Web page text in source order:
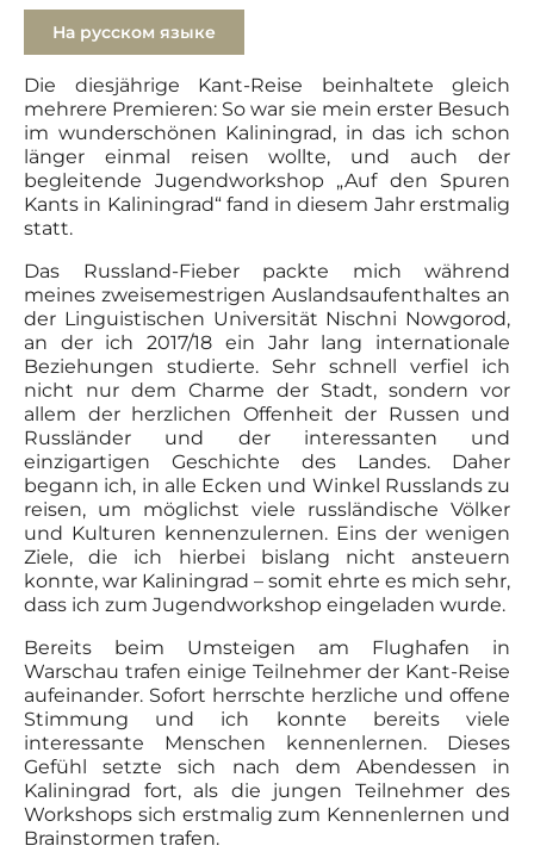
На русском языке
Die diesjährige Kant-Reise beinhaltete gleich
mehrere Prеmieren: So war sie mein erster Besuch
im wunderschönen Kaliningrad, in das ich schon
länger einmal reisen wollte, und auch der
begleitende Jugendworkshop „Auf den Spuren
Kants in Kaliningrad“ fand in diesem Jahr erstmalig
statt.
Das Russland-Fieber packte mich während
meines zweisemestrigen Auslandsaufenthaltes an
der Linguistischen Universität Nischni Nowgorod,
an der ich 2017/18 ein Jahr lang internationale
Beziehungen studierte. Sehr schnell verfiel ich
nicht nur dem Charme der Stadt, sondern vor
allem der herzlichen Offenheit der Russen und
Russländer und der interessanten und
einzigartigen Geschichte des Landes. Daher
begann ich, in alle Ecken und Winkel Russlands zu
reisen, um möglichst viele russländische Völker
und Kulturen kennenzulernen. Eins der wenigen
Ziele, die ich hierbei bislang nicht ansteuern
konnte, war Kaliningrad – somit ehrte es mich sehr,
dass ich zum Jugendworkshop eingeladen wurde.
Bereits beim Umsteigen am Flughafen in
Warschau trafen einige Teilnehmer der Kant-Reise
aufeinander. Sofort herrschte herzliche und offene
Stimmung und ich konnte bereits viele
interessante Menschen kennenlernen. Dieses
Gefühl setzte sich nach dem Abendessen in
Kaliningrad fort, als die jungen Teilnehmer des
Workshops sich erstmalig zum Kennenlernen und
Brainstormen trafen.